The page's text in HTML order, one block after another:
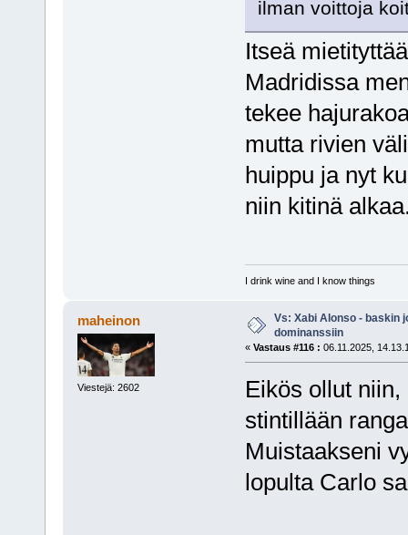
ilman voittoja
Itseä
Madridissa
tekee
mutta rivien
huippu ja nyt
niin kitinä
I drink wine and I know things
maheinon
Viestejä: 2602
Vs: Xabi Alonso - baskin
dominanssiin
« Vastaus #116 : 06.11.2025,
Eikös ollut
stintillään
Muistaakseni
lopulta Carlo